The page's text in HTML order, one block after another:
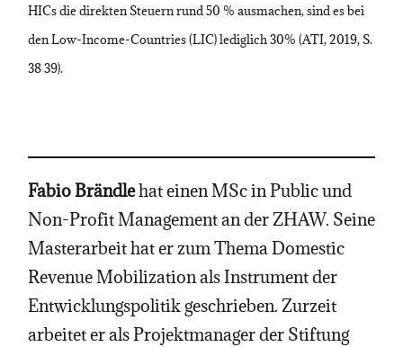
HICs die direkten Steuern rund 50 % ausmachen, sind es bei
den Low-Income-Countries (LIC) lediglich 30% (ATI, 2019, S.
38 39).
Fabio Brändlehat einen MSc in Public und
Non-Profit Management an der ZHAW. Seine
Masterarbeit hat er zum Thema Domestic
Revenue Mobilization als Instrument der
Entwicklungspolitik geschrieben. Zurzeit
arbeitet er als Projektmanager der Stiftung